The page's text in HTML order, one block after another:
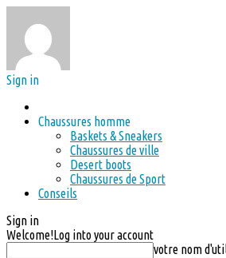
Sign in
Chaussures homme
Baskets & Sneakers
Chaussures de ville
Desert boots
Chaussures de Sport
Conseils
Sign in
Welcome!Log into your account
votre nom